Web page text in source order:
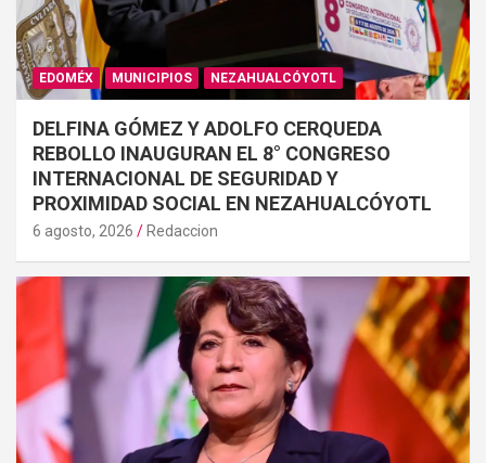
EDOMÉX MUNICIPIOS NEZAHUALCÓYOTL
DELFINA GÓMEZ Y ADOLFO CERQUEDA
REBOLLO INAUGURAN EL 8° CONGRESO
INTERNACIONAL DE SEGURIDAD Y
PROXIMIDAD SOCIAL EN NEZAHUALCÓYOTL
6 agosto, 2026 Redaccion